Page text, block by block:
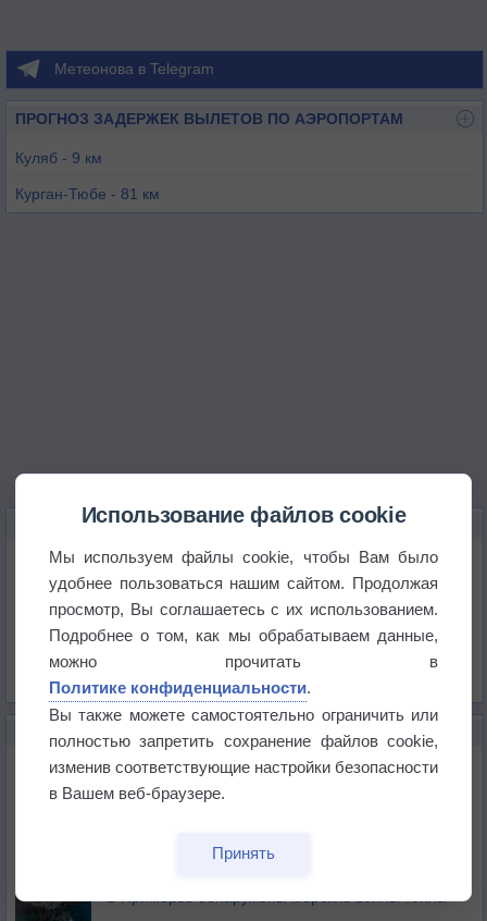
Метеонова в Telegram
ПРОГНОЗ ЗАДЕРЖЕК ВЫЛЕТОВ ПО АЭРОПОРТАМ
Куляб - 9 км
Курган-Тюбе - 81 км
КАРТЫ ПОГОДЫ В КУЛЯБЕ
Температура
Давление
Осадки
Список всех карт
Приложение построит маршрут через тень
В Приморье обнаружены морские волны тепла
Использование файлов cookie
Мы используем файлы cookie, чтобы Вам было
удобнее пользоваться нашим сайтом. Продолжая
просмотр, Вы соглашаетесь с их использованием.
Подробнее о том, как мы обрабатываем данные,
можно прочитать в
Политике конфиденциальности.
Вы также можете самостоятельно ограничить или
полностью запретить сохранение файлов cookie,
изменив соответствующие настройки безопасности
в Вашем веб-браузере.
Принять